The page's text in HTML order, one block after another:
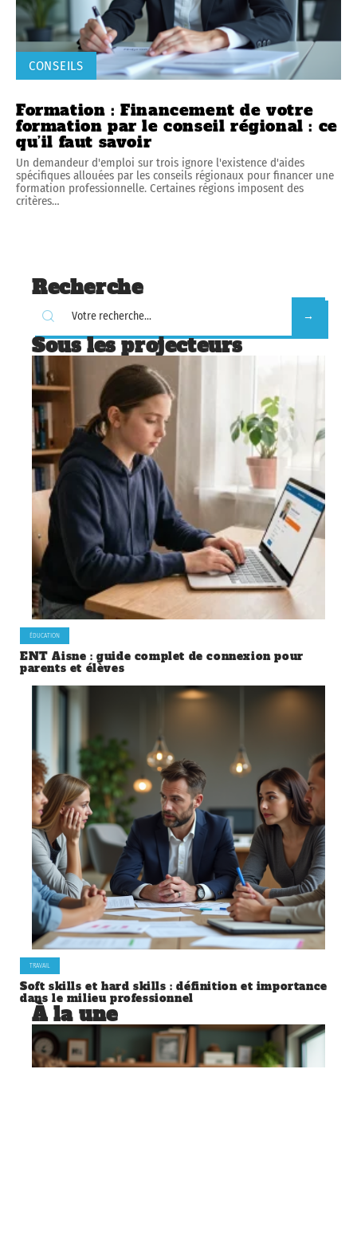
CONSEILS
Formation : Financement de votre
formation par le conseil régional : ce
qu’il faut savoir
Un demandeur d'emploi sur trois ignore l'existence d'aides
spécifiques allouées par les conseils régionaux pour financer une
formation professionnelle. Certaines régions imposent des
critères…
Recherche
Sous les projecteurs
ÉDUCATION
ENT Aisne : guide complet de connexion pour
parents et élèves
TRAVAIL
Soft skills et hard skills : définition et importance
dans le milieu professionnel
À la une